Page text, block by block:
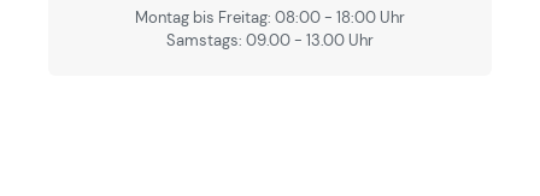
Montag bis Freitag: 08:00 - 18:00 Uhr
Samstags: 09.00 - 13.00 Uhr